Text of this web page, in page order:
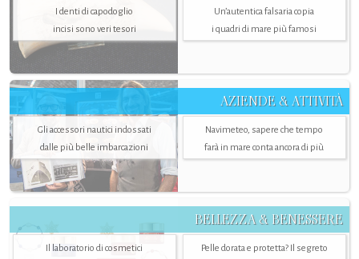
I denti di capodoglio
incisi sono veri tesori
Un’autentica falsaria copia
i quadri di mare più famosi
AZIENDE & ATTIVITÀ
Gli accessori nautici indossati
dalle più belle imbarcazioni
Navimeteo, sapere che tempo
farà in mare conta ancora di più
BELLEZZA & BENESSERE
Il laboratorio di cosmetici
Pelle dorata e protetta? Il segreto